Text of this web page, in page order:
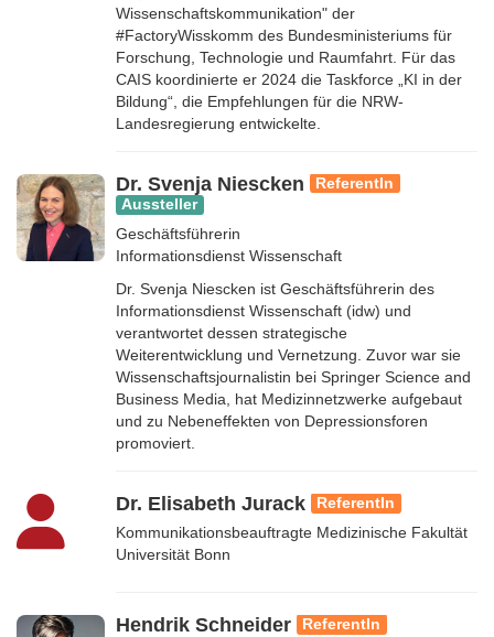
Wissenschaftskommunikation" der
#FactoryWisskomm des Bundesministeriums für
Forschung, Technologie und Raumfahrt. Für das
CAIS koordinierte er 2024 die Taskforce „KI in der
Bildung“, die Empfehlungen für die NRW-
Landesregierung entwickelte.
Dr. Svenja Niescken
ReferentIn
Aussteller
Geschäftsführerin
Informationsdienst Wissenschaft
Dr. Svenja Niescken ist Geschäftsführerin des
Informationsdienst Wissenschaft (idw) und
verantwortet dessen strategische
Weiterentwicklung und Vernetzung. Zuvor war sie
Wissenschaftsjournalistin bei Springer Science and
Business Media, hat Medizinnetzwerke aufgebaut
und zu Nebeneffekten von Depressionsforen
promoviert.
Dr. Elisabeth Jurack ReferentIn
Kommunikationsbeauftragte Medizinische Fakultät
Universität Bonn
Hendrik Schneider ReferentIn